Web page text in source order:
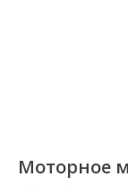
Моторное